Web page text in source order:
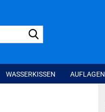
WASSERKISSEN AUFLAGEN